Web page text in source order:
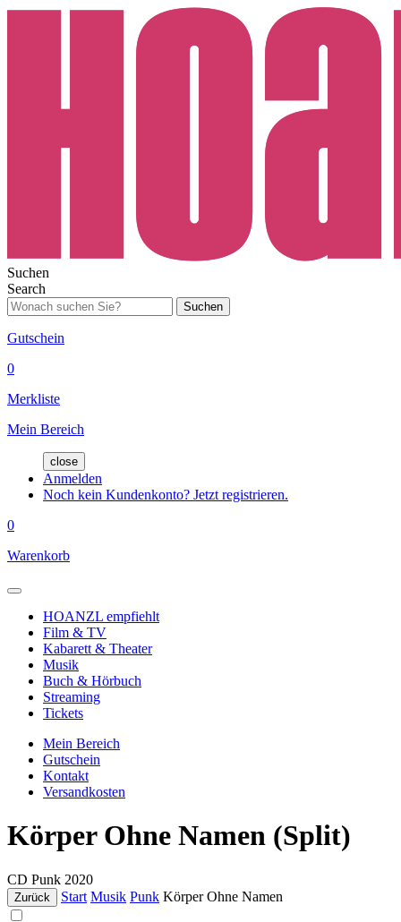
Suchen
Search
Suchen
Gutschein
0
Merkliste
Mein Bereich
close
Anmelden
Noch kein Kundenkonto? Jetzt registrieren.
0
Warenkorb
HOANZL empfiehlt
Film & TV
Kabarett & Theater
Musik
Buch & Hörbuch
Streaming
Tickets
Mein Bereich
Gutschein
Kontakt
Versandkosten
Körper Ohne Namen (Split)
CD Punk 2020
Zurück Start Musik Punk Körper Ohne Namen